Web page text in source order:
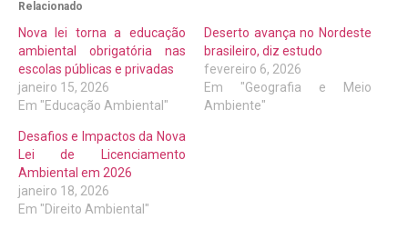
Relacionado
Nova lei torna a educação
ambiental obrigatória nas
escolas públicas e privadas
janeiro 15, 2026
Em "Educação Ambiental"
Deserto avança no Nordeste
brasileiro, diz estudo
fevereiro 6, 2026
Em "Geografia e Meio
Ambiente"
Desafios e Impactos da Nova
Lei de Licenciamento
Ambiental em 2026
janeiro 18, 2026
Em "Direito Ambiental"